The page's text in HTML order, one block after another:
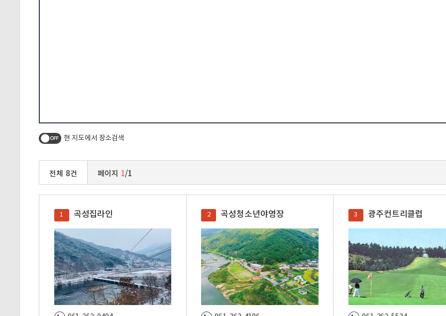
현 지도에서 장소검색
전체 8건 페이지 1/1
1 곡성집라인 2 곡성청소년야영장 3 광주컨트리클럽